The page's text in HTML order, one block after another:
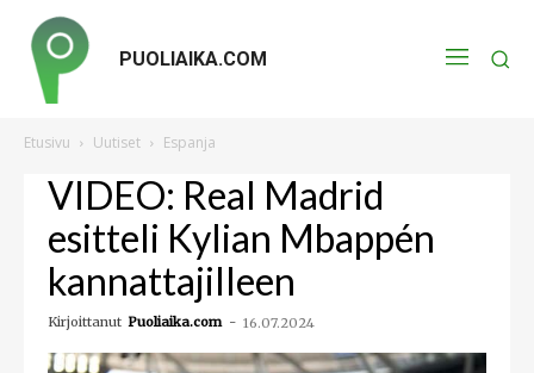
PUOLIAIKA.COM
Etusivu Uutiset Espanja
VIDEO: Real Madrid
esitteli Kylian Mbappén
kannattajilleen
Kirjoittanut Puoliaika.com - 16.07.2024